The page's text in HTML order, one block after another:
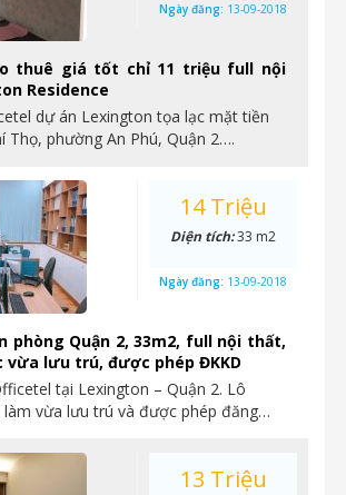
thuê giá tốt chỉ 11 triệu full nội
Residence
dự án Lexington tọa lạc mặt tiền
Thọ, phường An Phú, Quận 2….
Ngày đăng: 13-09-2018
phòng Quận 2, 33m2, full nội thất,
vừa lưu trú, được phép ĐKKD
tại Lexington – Quận 2. Lô
vừa lưu trú và được phép đăng…
14 Triệu
Diện tích:33 m2
Ngày đăng: 13-09-2018
13 Triệu